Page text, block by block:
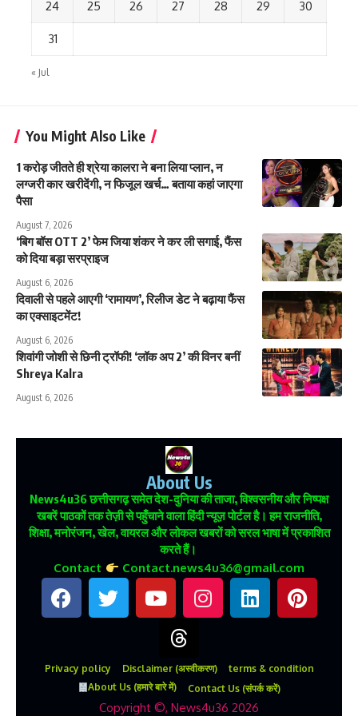
24 25 26 27 28 29 30
31
« Jul
You Might Also Like
1 करोड़ जीतते ही श्रेया कालरा ने बना लिया प्लान, न
लग्जरी कार खरीदेंगी, न फिजूल खर्च… बताया कहां जाएगा
पैसा
August 7, 2026
‘बिग बॉस OTT 2’ फेम जिया शंकर ने कर ली सगाई, फैंस
को दिया बड़ा सरप्राइज
August 6, 2026
दिवाली से पहले आएगी ‘रामायण’, रिलीज डेट ने बढ़ाया फैंस
का एक्साइटमेंट!
August 6, 2026
शिवांगी जोशी से छिनी ट्रॉफी! ‘लॉक अप 2’ की विनर बनीं
Shreya Kalra
August 6, 2026
About Us
News4u36छत्तीसगढ़ समेत देश-दुनिया की ताजा, विश्वसनीय और निष्पक्ष
खबरें पाठकों तक तेज़ी से पहुँचाने वाला हिंदी न्यूज़ पोर्टल है। हम राजनीति,
शिक्षा, मनोरंजन, खेल, वायरल और लोकल खबरों को सरल भाषा में प्रकाशित
करते हैं।
Contact Contact.news4u36@gmail.com
Privacy policy Disclaimer (अस्वीकरण)
terms & condition
About Us (हमारे बारे में)
Contact Us (संपर्क करें)
Copyright ©, News4u36 2026